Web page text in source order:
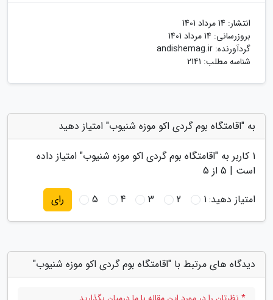
انتشار: 14 مرداد 1401
بروزرسانی: 14 مرداد 1401
گردآورنده: andishemag.ir
شناسه مطلب: 2141
به "اقامتگاه بوم گردی اکو موزه شنیوب" امتیاز دهید
1 کاربر به "اقامتگاه بوم گردی اکو موزه شنیوب" امتیاز داده
است | 5 از 5
امتیاز دهید:1
2
3
4
5 رای
دیدگاه های مرتبط با "اقامتگاه بوم گردی اکو موزه شنیوب"